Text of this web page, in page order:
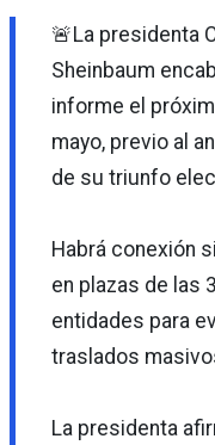
🚨La presidenta
Sheinbaum
informe el
mayo, previo al
de su triunfo
Habrá conexión
en plazas de las
entidades para
traslados
La presidenta